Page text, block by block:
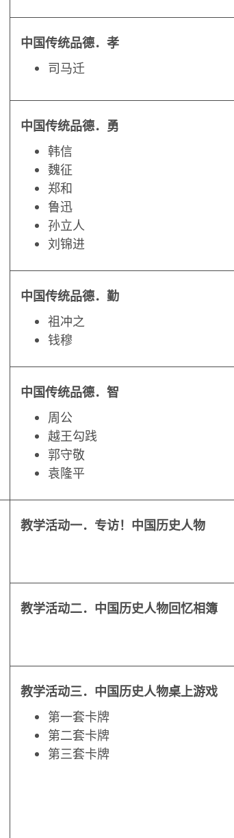
中国传统品德． 孝
司马迁
中国传统品德． 勇
韩信
魏征
郑和
鲁迅
孙立人
刘锦进
中国传统品德． 勤
祖冲之
钱穆
中国传统品德． 智
周公
越王勾践
郭守敬
袁隆平
教学活动一．专访！中国历史人物
教学活动二．中国历史人物回忆相簿
教学活动三．中国历史人物桌上游戏
第一套卡牌
第二套卡牌
第三套卡牌